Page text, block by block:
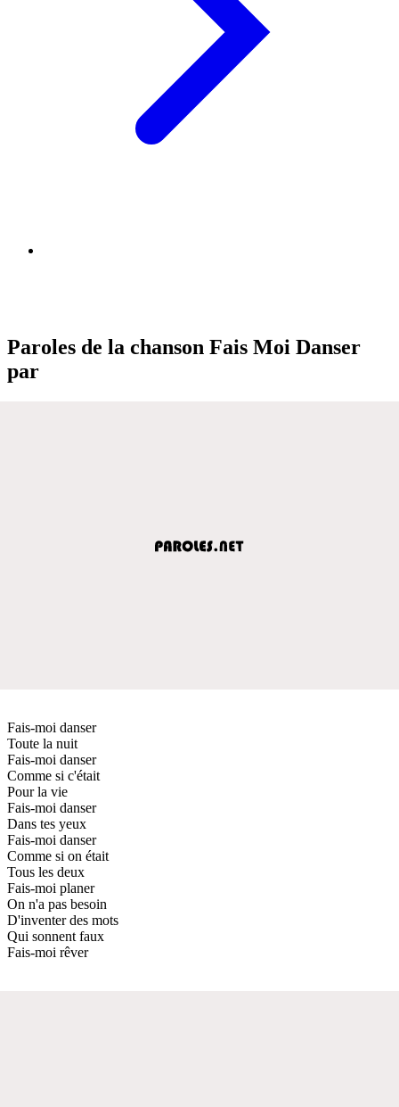
Paroles de la chanson Fais Moi Danser
par
Fais-moi danser
Toute la nuit
Fais-moi danser
Comme si c'était
Pour la vie
Fais-moi danser
Dans tes yeux
Fais-moi danser
Comme si on était
Tous les deux
Fais-moi planer
On n'a pas besoin
D'inventer des mots
Qui sonnent faux
Fais-moi rêver